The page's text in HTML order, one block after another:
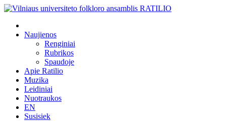
Naujienos
Renginiai
Rubrikos
Spaudoje
Apie Ratilio
Muzika
Leidiniai
Nuotraukos
EN
Susisiek